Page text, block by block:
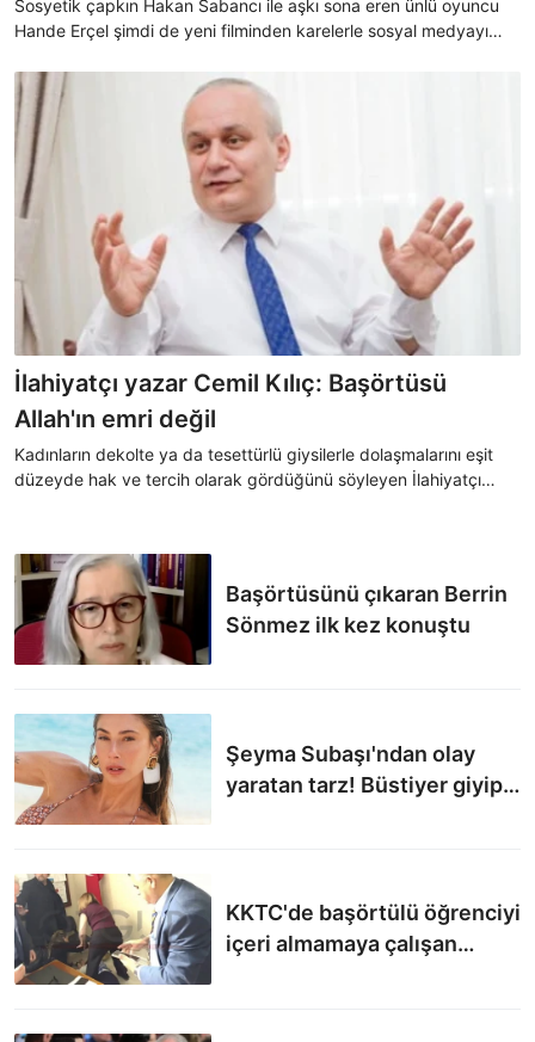
Sosyetik çapkın Hakan Sabancı ile aşkı sona eren ünlü oyuncu
Hande Erçel şimdi de yeni filminden karelerle sosyal medyayı
İlahiyatçı yazar Cemil Kılıç: Başörtüsü
Allah'ın emri değil
Kadınların dekolte ya da tesettürlü giysilerle dolaşmalarını eşit
düzeyde hak ve tercih olarak gördüğünü söyleyen İlahiyatçı
Başörtüsünü çıkaran Berrin
Sönmez ilk kez konuştu
Şeyma Subaşı'ndan olay
yaratan tarz! Büstiyer giyip
KKTC'de başörtülü öğrenciyi
içeri almamaya çalışan